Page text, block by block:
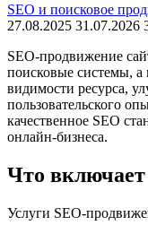
SEO и поисковое
27.08.2025 31.07.2026
SEO-продвижение
поисковые системы, а
видимости ресурса,
пользовательского
качественное SEO
онлайн-бизнеса.
Что
Услуги SEO-